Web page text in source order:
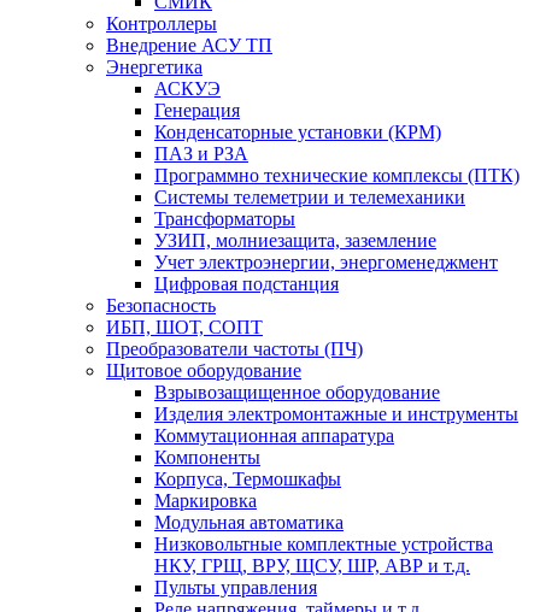
Контроллеры
Внедрение АСУ ТП
Энергетика
АСКУЭ
Генерация
Конденсаторные установки (КРМ)
ПАЗ и РЗА
Программно технические комплексы (ПТК)
Системы телеметрии и телемеханики
Трансформаторы
УЗИП, молниезащита, заземление
Учет электроэнергии, энергоменеджмент
Цифровая подстанция
Безопасность
ИБП, ШОТ, СОПТ
Преобразователи частоты (ПЧ)
Щитовое оборудование
Взрывозащищенное оборудование
Изделия электромонтажные и инструменты
Коммутационная аппаратура
Компоненты
Корпуса, Термошкафы
Маркировка
Модульная автоматика
Низковольтные комплектные устройства
НКУ, ГРЩ, ВРУ, ЩСУ, ШР, АВР и т.д.
Пульты управления